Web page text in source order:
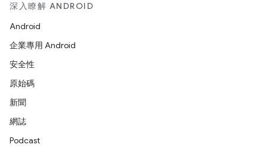
深入瞭解 ANDROID
Android
企業專用 Android
安全性
原始碼
新聞
網誌
Podcast